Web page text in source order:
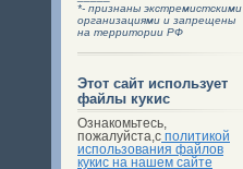
*- признаны экстремистскими
организациями и запрещены
на территории РФ
Этот сайт использует
файлы кукис
Ознакомьтесь,
пожалуйста,с политикой
использования файлов
кукис на нашем сайте